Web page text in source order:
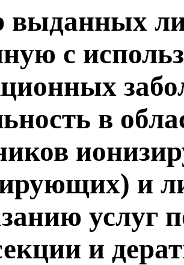
выданных
с
в
и
услуг
и